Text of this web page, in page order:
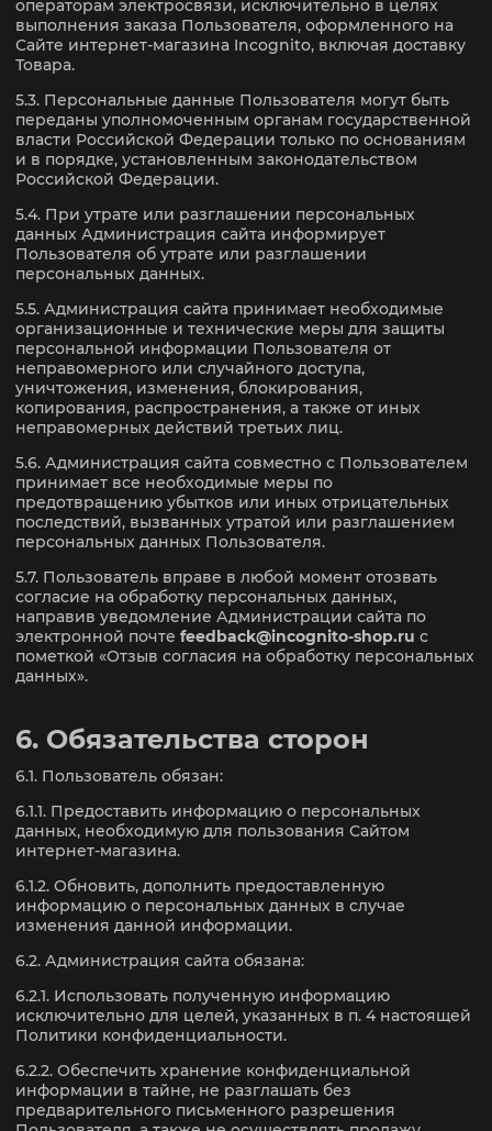
операторам электросвязи, исключительно в целях
выполнения заказа Пользователя, оформленного на
Сайте интернет-магазина Incognito, включая доставку
Товара.
5.3. Персональные данные Пользователя могут быть
переданы уполномоченным органам государственной
власти Российской Федерации только по основаниям
и в порядке, установленным законодательством
Российской Федерации.
5.4. При утрате или разглашении персональных
данных Администрация сайта информирует
Пользователя об утрате или разглашении
персональных данных.
5.5. Администрация сайта принимает необходимые
организационные и технические меры для защиты
персональной информации Пользователя от
неправомерного или случайного доступа,
уничтожения, изменения, блокирования,
копирования, распространения, а также от иных
неправомерных действий третьих лиц.
5.6. Администрация сайта совместно с Пользователем
принимает все необходимые меры по
предотвращению убытков или иных отрицательных
последствий, вызванных утратой или разглашением
персональных данных Пользователя.
5.7. Пользователь вправе в любой момент отозвать
согласие на обработку персональных данных,
направив уведомление Администрации сайта по
электронной почте feedback@incognito-shop.ru с
пометкой «Отзыв согласия на обработку персональных
данных».
6. Обязательства сторон
6.1. Пользователь обязан:
6.1.1. Предоставить информацию о персональных
данных, необходимую для пользования Сайтом
интернет-магазина.
6.1.2. Обновить, дополнить предоставленную
информацию о персональных данных в случае
изменения данной информации.
6.2. Администрация сайта обязана:
6.2.1. Использовать полученную информацию
исключительно для целей, указанных в п. 4 настоящей
Политики конфиденциальности.
6.2.2. Обеспечить хранение конфиденциальной
информации в тайне, не разглашать без
предварительного письменного разрешения